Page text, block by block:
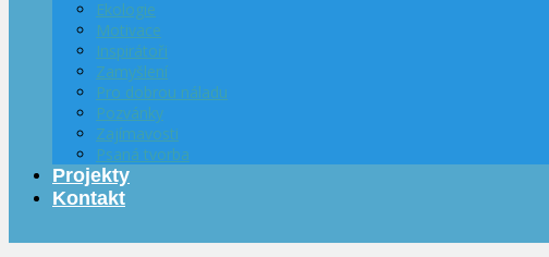
Ekologie
Motivace
Inspirátoři
Zamyšlení
Pro dobrou náladu
Pozvánky
Zajímavosti
Psaná tvorba
Projekty
Kontakt